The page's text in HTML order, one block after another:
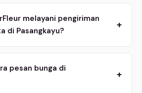
melayani pengiriman
di Pasangkayu?
+
pesan bunga di
+